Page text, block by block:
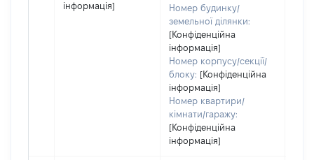
інформація]
Номер будинку/
земельної ділянки:
[Конфіденційна
інформація]
Номер корпусу/секції/
блоку: [Конфіденційна
інформація]
Номер квартири/
кімнати/гаражу:
[Конфіденційна
інформація]